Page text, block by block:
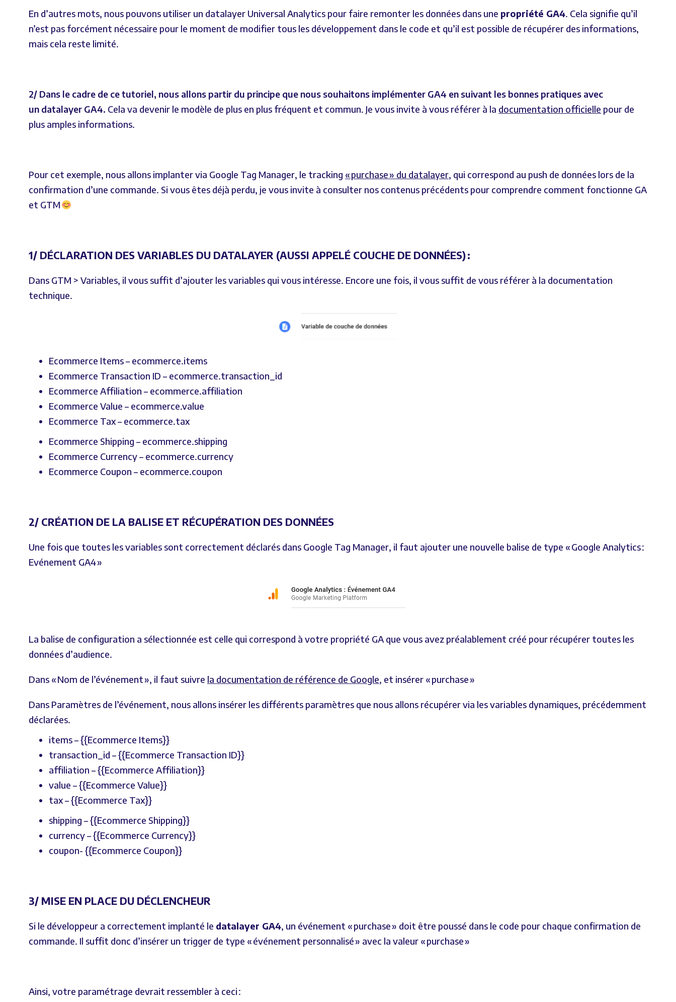
En d’autres mots, nous pouvons utiliser un datalayer Universal Analytics pour faire remonter les données dans une propriété GA4. Cela signifie qu’il
n’est pas forcément nécessaire pour le moment de modifier tous les développement dans le code et qu’il est possible de récupérer des informations,
mais cela reste limité.
2/ Dans le cadre de ce tutoriel, nous allons partir du principe que nous souhaitons implémenter GA4 en suivant les bonnes pratiques avec
un datalayer GA4. Cela va devenir le modèle de plus en plus fréquent et commun. Je vous invite à vous référer à la documentation officielle pour de
plus amples informations.
Pour cet exemple, nous allons implanter via Google Tag Manager, le tracking « purchase » du datalayer, qui correspond au push de données lors de la
confirmation d’une commande. Si vous êtes déjà perdu, je vous invite à consulter nos contenus précédents pour comprendre comment fonctionne GA
et GTM
1/ DÉCLARATION DES VARIABLES DU DATALAYER (AUSSI APPELÉ COUCHE DE DONNÉES) :
Dans GTM > Variables, il vous suffit d’ajouter les variables qui vous intéresse. Encore une fois, il vous suffit de vous référer à la documentation
technique.
Ecommerce Items – ecommerce.items
Ecommerce Transaction ID – ecommerce.transaction_id
Ecommerce Affiliation – ecommerce.affiliation
Ecommerce Value – ecommerce.value
Ecommerce Tax – ecommerce.tax
Ecommerce Shipping – ecommerce.shipping
Ecommerce Currency – ecommerce.currency
Ecommerce Coupon – ecommerce.coupon
2/ CRÉATION DE LA BALISE ET RÉCUPÉRATION DES DONNÉES
Une fois que toutes les variables sont correctement déclarés dans Google Tag Manager, il faut ajouter une nouvelle balise de type « Google Analytics :
Evénement GA4 »
La balise de configuration a sélectionnée est celle qui correspond à votre propriété GA que vous avez préalablement créé pour récupérer toutes les
données d’audience.
Dans « Nom de l’événement », il faut suivre la documentation de référence de Google, et insérer « purchase »
Dans Paramètres de l’événement, nous allons insérer les différents paramètres que nous allons récupérer via les variables dynamiques, précédemment
déclarées.
items – {{Ecommerce Items}}
transaction_id – {{Ecommerce Transaction ID}}
affiliation – {{Ecommerce Affiliation}}
value – {{Ecommerce Value}}
tax – {{Ecommerce Tax}}
shipping – {{Ecommerce Shipping}}
currency – {{Ecommerce Currency}}
coupon- {{Ecommerce Coupon}}
3/ MISE EN PLACE DU DÉCLENCHEUR
Si le développeur a correctement implanté le datalayer GA4, un événement « purchase » doit être poussé dans le code pour chaque confirmation de
commande. Il suffit donc d’insérer un trigger de type « événement personnalisé » avec la valeur « purchase »
Ainsi, votre paramétrage devrait ressembler à ceci :